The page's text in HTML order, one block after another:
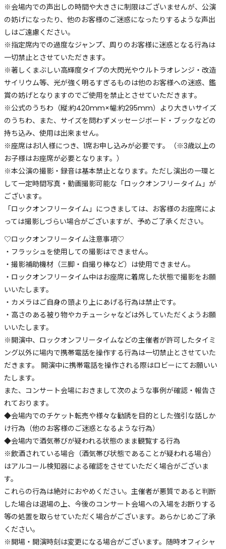
※会場内での声出しの時間や大きさに制限はございませんが、公演
の妨げになったり、他のお客様のご迷惑になったりするような声出
しはご遠慮ください。
※指定席内での過度なジャンプ、周りのお客様に迷惑となる行為は
一切禁止とさせていただきます。
※著しくまぶしい高輝度タイプの大閃光やウルトラオレンジ・改造
サイリウム等、光が強く明るすぎるものは他のお客様への迷惑、鑑
賞の妨げとなりますのでご使用を禁止とさせていただきます。
※公式のうちわ（縦:約420mm×幅:約295mm）より大きいサイズ
のうちわ、また、サイズを問わずメッセージボード・ブックなどの
持ち込み、使用は出来ません。
※座席はお1人様につき、1席お申し込みが必要です。（※3歳以上の
お子様はお座席が必要となります。）
※本公演の撮影・録音は基本禁止となります。ただし演出の一環と
して一定時間写真・動画撮影可能な「ロックオンフリータイム」が
ございます。
「ロックオンフリータイム」につきましては、お客様のお座席によ
っては撮影しづらい場合がございますが、予めご了承ください。
♡ロックオンフリータイム注意事項♡
・フラッシュを使用しての撮影はできません。
・撮影補助機材（三脚・自撮り棒など）は使用できません。
・ロックオンフリータイム中はお座席に着席した状態で撮影をお願
いいたします。
・カメラはご自身の頭より上にあげる行為は禁止です。
・高さのある被り物やカチューシャなどは外していただくようお願
いいたします。
※開演中、ロックオンフリータイムなどの主催者が許可したタイミ
ング以外に場内で携帯電話を操作する行為は一切禁止とさせていた
だきます。 開演中に携帯電話を操作される際はロビーにてお願いい
たします。
また、コンサート会場におきまして次のような事例が確認・報告さ
れております。
◆会場内でのチケット転売や様々な勧誘を目的とした強引な話しか
け行為（他のお客様のご迷惑となるような行為）
◆会場内で酒気帯びが疑われる状態のまま観覧する行為
※飲酒されている場合（酒気帯び状態であることが疑われる場合）
はアルコール検知器による確認をさせていただく場合がございま
す。
これらの行為は絶対におやめください。主催者が悪質であると判断
した場合は退場の上、今後のコンサート会場への入場をお断りする
等の処置を取らせていただく場合がございます。あらかじめご了承
ください。
※開場・開演時刻は変更になる場合がございます。随時オフィシャ